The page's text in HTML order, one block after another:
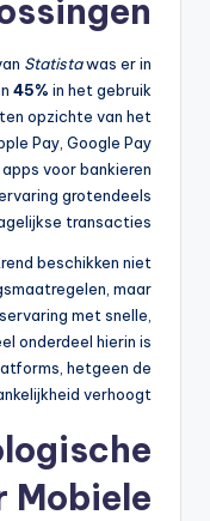
Statistawas er in
45% in het gebruik
opzichte van het
Pay, Google Pay
voor bankieren
grotendeels
transacties.
beschikken niet
maar
met snelle,
onderdeel hierin is
hetgeen de
verhoogt.
Mobiele